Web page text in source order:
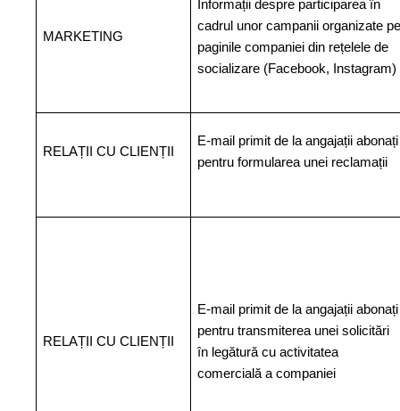
MARKETING
Informații despre participarea în
cadrul unor campanii organizate pe
paginile companiei din rețelele de
socializare (Facebook, Instagram)
RELAȚII CU CLIENȚII
E-mail primit de la angajații abonați
pentru formularea unei reclamații
RELAȚII CU CLIENȚII
E-mail primit de la angajații abonați
pentru transmiterea unei solicitări
în legătură cu activitatea
comercială a companiei